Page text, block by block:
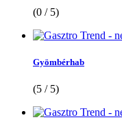
(0 / 5)
Gyömbérhab
(5 / 5)